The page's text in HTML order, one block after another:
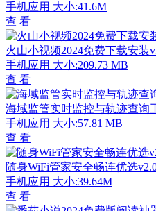
手机应用 大小:41.6M
查 看
火山小视频2024免费下载安装
手机应用 大小:209.73 MB
查 看
海域监管实时监控与轨迹查询
手机应用 大小:57.81 MB
查 看
随身WiFi管家安全畅连优选
手机应用 大小:39.64M
查 看